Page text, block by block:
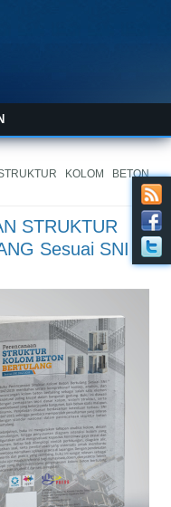
KOLOM BETON
STRUKTUR
Sesuai SNI